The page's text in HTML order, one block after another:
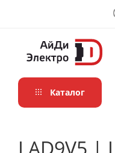
Каталог
LAD9V5 |